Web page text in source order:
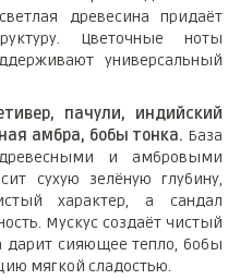
древесина придаёт
Цветочные ноты
универсальный
пачули, индийский
амбра, бобы тонка. База
и амбровыми
сухую зелёную глубину,
характер, а сандал
Мускус создаёт чистый
дарит сияющее тепло, бобы
мягкой сладостью.